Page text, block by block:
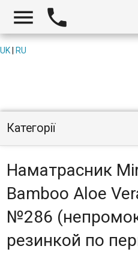
 
UK RU
Категорії
Наматрасник
Bamboo Aloe
№286
резинкой по